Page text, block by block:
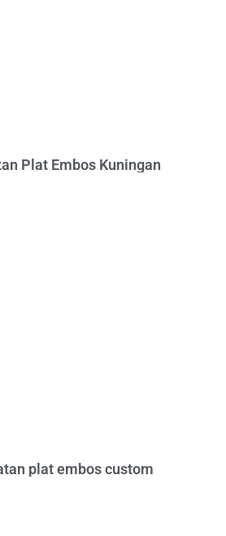
Plat Embos Kuningan
plat embos custom